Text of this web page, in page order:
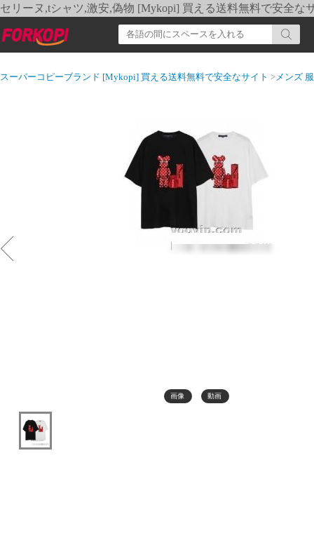
セリーヌ,tシャツ,激安,偽物 [Mykopi] 買える送料無料で安全な
スーパーコピーブランド [Mykopi] 買える送料無料で安全なサイト >メンズ 服
画像 動画